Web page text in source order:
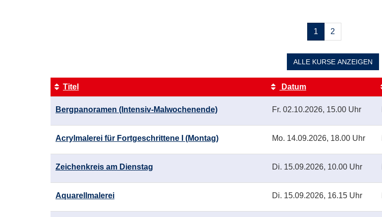
Seiten
blättern
1 2
ALLE KURSE ANZEIGEN
Tabellenüberschriften
sortiert
werden.
Titel Datum
Bergpanoramen (Intensiv-Malwochenende)
Fr. 02.10.2026, 15.00 Uhr
Acrylmalerei für Fortgeschrittene I (Montag) Mo. 14.09.2026, 18.00 Uhr
Zeichenkreis am Dienstag Di. 15.09.2026, 10.00 Uhr
Aquarellmalerei Di. 15.09.2026, 16.15 Uhr